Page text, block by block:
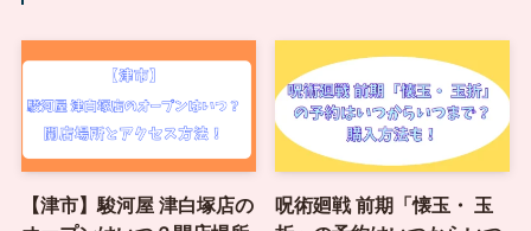
【津市】駿河屋 津白塚店の
呪術廻戦 前期「懐玉・ 玉